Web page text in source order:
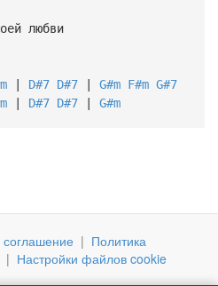
любви
| D#7 D#7| G#m F#m G#7
| D#7 D#7| G#m
соглашение | Политика
| Настройки файлов cookie